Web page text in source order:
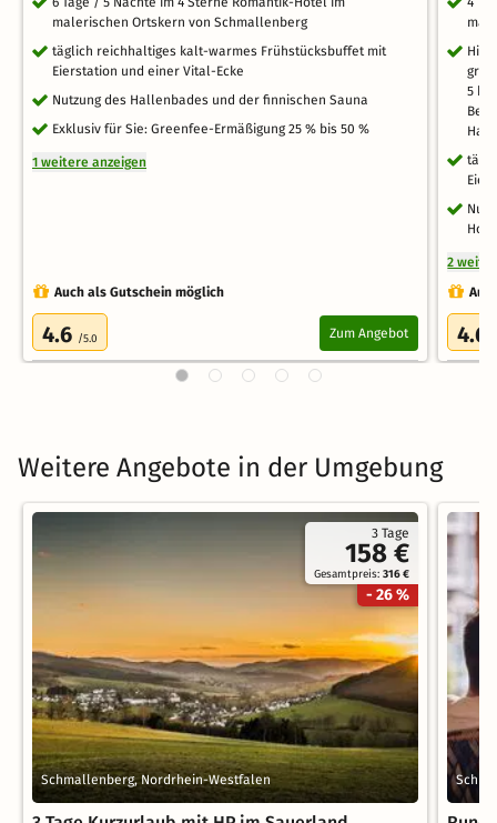
malerischen Ortskern von Schmallenberg
täglich reichhaltiges kalt-warmes Frühstücksbuffet mit
Eierstation und einer Vital-Ecke
Nutzung des Hallenbades und der finnischen Sauna
Exklusiv für Sie: Greenfee-Ermäßigung 25 % bis 50 %
1 weitere anzeigen
Auch als Gutschein möglich
4.6 /5.0 Zum Angebot
5
2
4.6
Weitere Angebote in der Umgebung
3 Tage
158 €
Gesamtpreis:316 €
- 26 %
Schmallenberg, Nordrhein-Westfalen